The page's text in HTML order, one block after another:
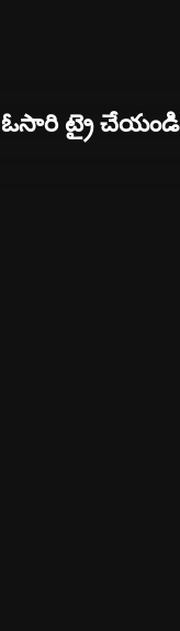
ఓసారి ట్రై చేయండి